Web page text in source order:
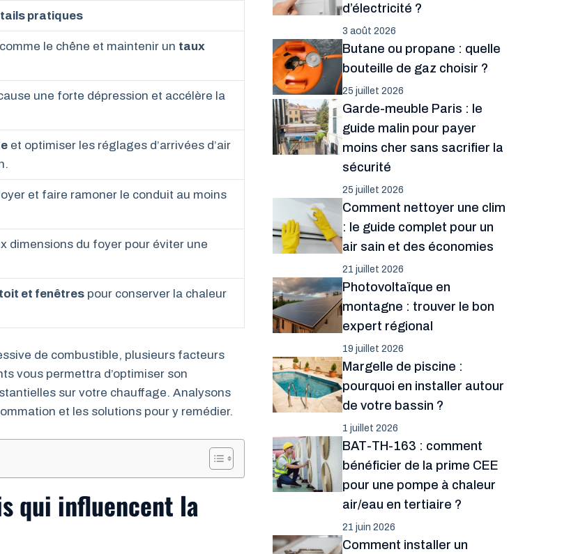
pratiques
comme le chêne et maintenir un taux
une forte dépression et accélère la
et optimiser les réglages d’arrivées d’air
et faire ramoner le conduit au moins
dimensions du foyer pour éviter une
et fenêtres pour conserver la chaleur
de combustible, plusieurs facteurs
vous permettra d’optimiser son
sur votre chauffage. Analysons
et les solutions pour y remédier.
qui influencent la
d’électricité ?
3 août 2026
Butane ou propane : quelle
bouteille de gaz choisir ?
25 juillet 2026
Garde-meuble Paris : le
guide malin pour payer
moins cher sans sacrifier la
sécurité
25 juillet 2026
Comment nettoyer une clim
: le guide complet pour un
air sain et des économies
21 juillet 2026
Photovoltaïque en
montagne : trouver le bon
expert régional
19 juillet 2026
Margelle de piscine :
pourquoi en installer autour
de votre bassin ?
1 juillet 2026
BAT-TH-163 : comment
bénéficier de la prime CEE
pour une pompe à chaleur
air/eau en tertiaire ?
21 juin 2026
Comment installer un